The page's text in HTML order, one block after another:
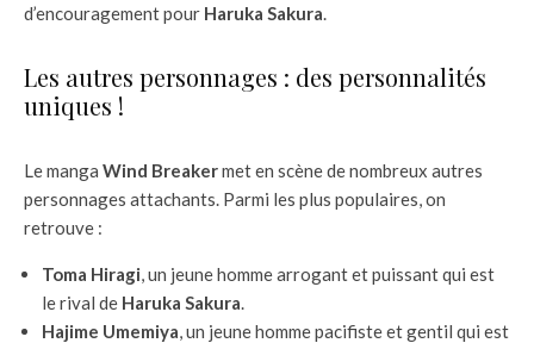
d’encouragement pour Haruka Sakura.
Les autres personnages : des personnalités
uniques !
Le manga Wind Breakermet en scène de nombreux autres
personnages attachants. Parmi les plus populaires, on
retrouve :
Toma Hiragi, un jeune homme arrogant et puissant qui est
le rival de Haruka Sakura.
Hajime Umemiya, un jeune homme pacifiste et gentil qui est